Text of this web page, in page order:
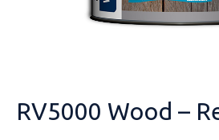
RV5000 Wood –